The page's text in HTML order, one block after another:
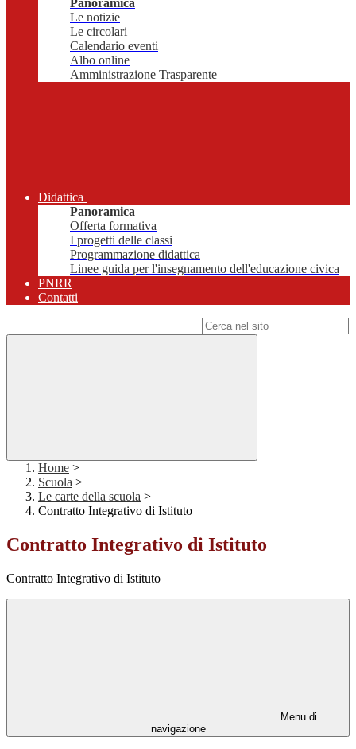
Panoramica
Le notizie
Le circolari
Calendario eventi
Albo online
Amministrazione Trasparente
Didattica
Panoramica
Offerta formativa
I progetti delle classi
Programmazione didattica
Linee guida per l'insegnamento dell'educazione civica
PNRR
Contatti
Home >
Scuola >
Le carte della scuola >
Contratto Integrativo di Istituto
Contratto Integrativo di Istituto
Contratto Integrativo di Istituto
Menu di
navigazione